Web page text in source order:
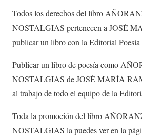
Todos los derechos del libro
NOSTALGIAS pertenecen a JOSÉ
publicar un libro con la Editorial Poesía
Publicar un libro de poesía como
NOSTALGIAS de JOSÉ MARÍA
al trabajo de todo el equipo de la
Toda la promoción del libro
NOSTALGIAS la puedes ver en la